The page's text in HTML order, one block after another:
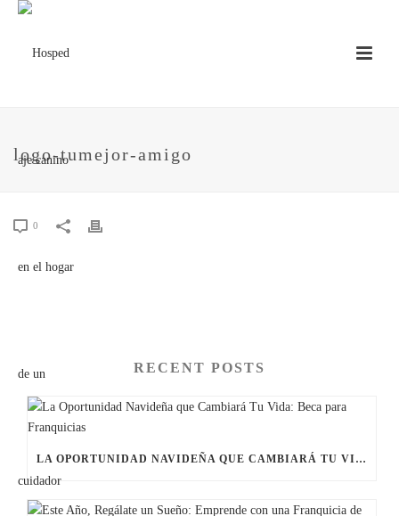
logo-tumejor-amigo
0
RECENT POSTS
LA OPORTUNIDAD NAVIDEÑA QUE CAMBIARÁ TU VIDA: BECA PARA FRANQUICIAS